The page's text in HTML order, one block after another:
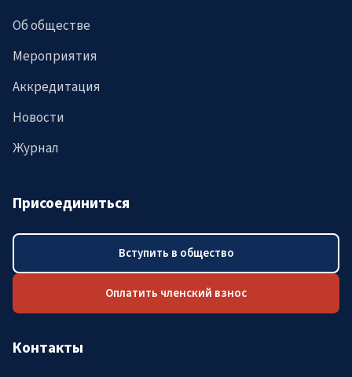
Об обществе
Мероприятия
Аккредитация
Новости
Журнал
Присоединиться
Вступить в общество
Оплатить членский взнос
Контакты